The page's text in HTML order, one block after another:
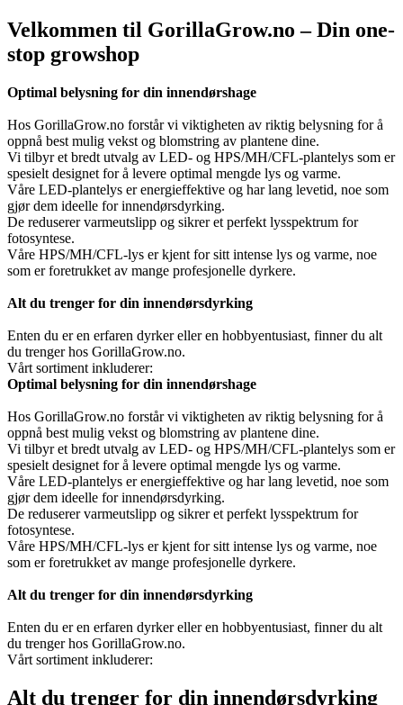
Velkommen til GorillaGrow.no – Din one-
stop growshop
Optimal belysning for din innendørshage
Hos GorillaGrow.no forstår vi viktigheten av riktig belysning for å
oppnå best mulig vekst og blomstring av plantene dine.
Vi tilbyr et bredt utvalg av LED- og HPS/MH/CFL-plantelys som er
spesielt designet for å levere optimal mengde lys og varme.
Våre LED-plantelys er energieffektive og har lang levetid, noe som
gjør dem ideelle for innendørsdyrking.
De reduserer varmeutslipp og sikrer et perfekt lysspektrum for
fotosyntese.
Våre HPS/MH/CFL-lys er kjent for sitt intense lys og varme, noe
som er foretrukket av mange profesjonelle dyrkere.
Alt du trenger for din innendørsdyrking
Enten du er en erfaren dyrker eller en hobbyentusiast, finner du alt
du trenger hos GorillaGrow.no.
Vårt sortiment inkluderer:
Optimal belysning for din innendørshage
Hos GorillaGrow.no forstår vi viktigheten av riktig belysning for å
oppnå best mulig vekst og blomstring av plantene dine.
Vi tilbyr et bredt utvalg av LED- og HPS/MH/CFL-plantelys som er
spesielt designet for å levere optimal mengde lys og varme.
Våre LED-plantelys er energieffektive og har lang levetid, noe som
gjør dem ideelle for innendørsdyrking.
De reduserer varmeutslipp og sikrer et perfekt lysspektrum for
fotosyntese.
Våre HPS/MH/CFL-lys er kjent for sitt intense lys og varme, noe
som er foretrukket av mange profesjonelle dyrkere.
Alt du trenger for din innendørsdyrking
Enten du er en erfaren dyrker eller en hobbyentusiast, finner du alt
du trenger hos GorillaGrow.no.
Vårt sortiment inkluderer:
Alt du trenger for din innendørsdyrking